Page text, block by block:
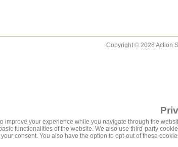
Copyright © 2026 Action
improve your experience while you navigate through the
functionalities of the website. We also use third-party
consent. You also have the option to opt-out of these